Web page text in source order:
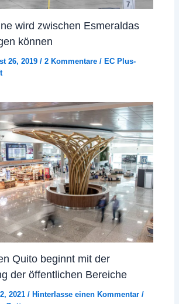
wird zwischen Esmeraldas
können
26, 2019/2 Kommentare /EC Plus-
Quito beginnt mit der
der öffentlichen Bereiche
2021/ Hinterlasse einen Kommentar /